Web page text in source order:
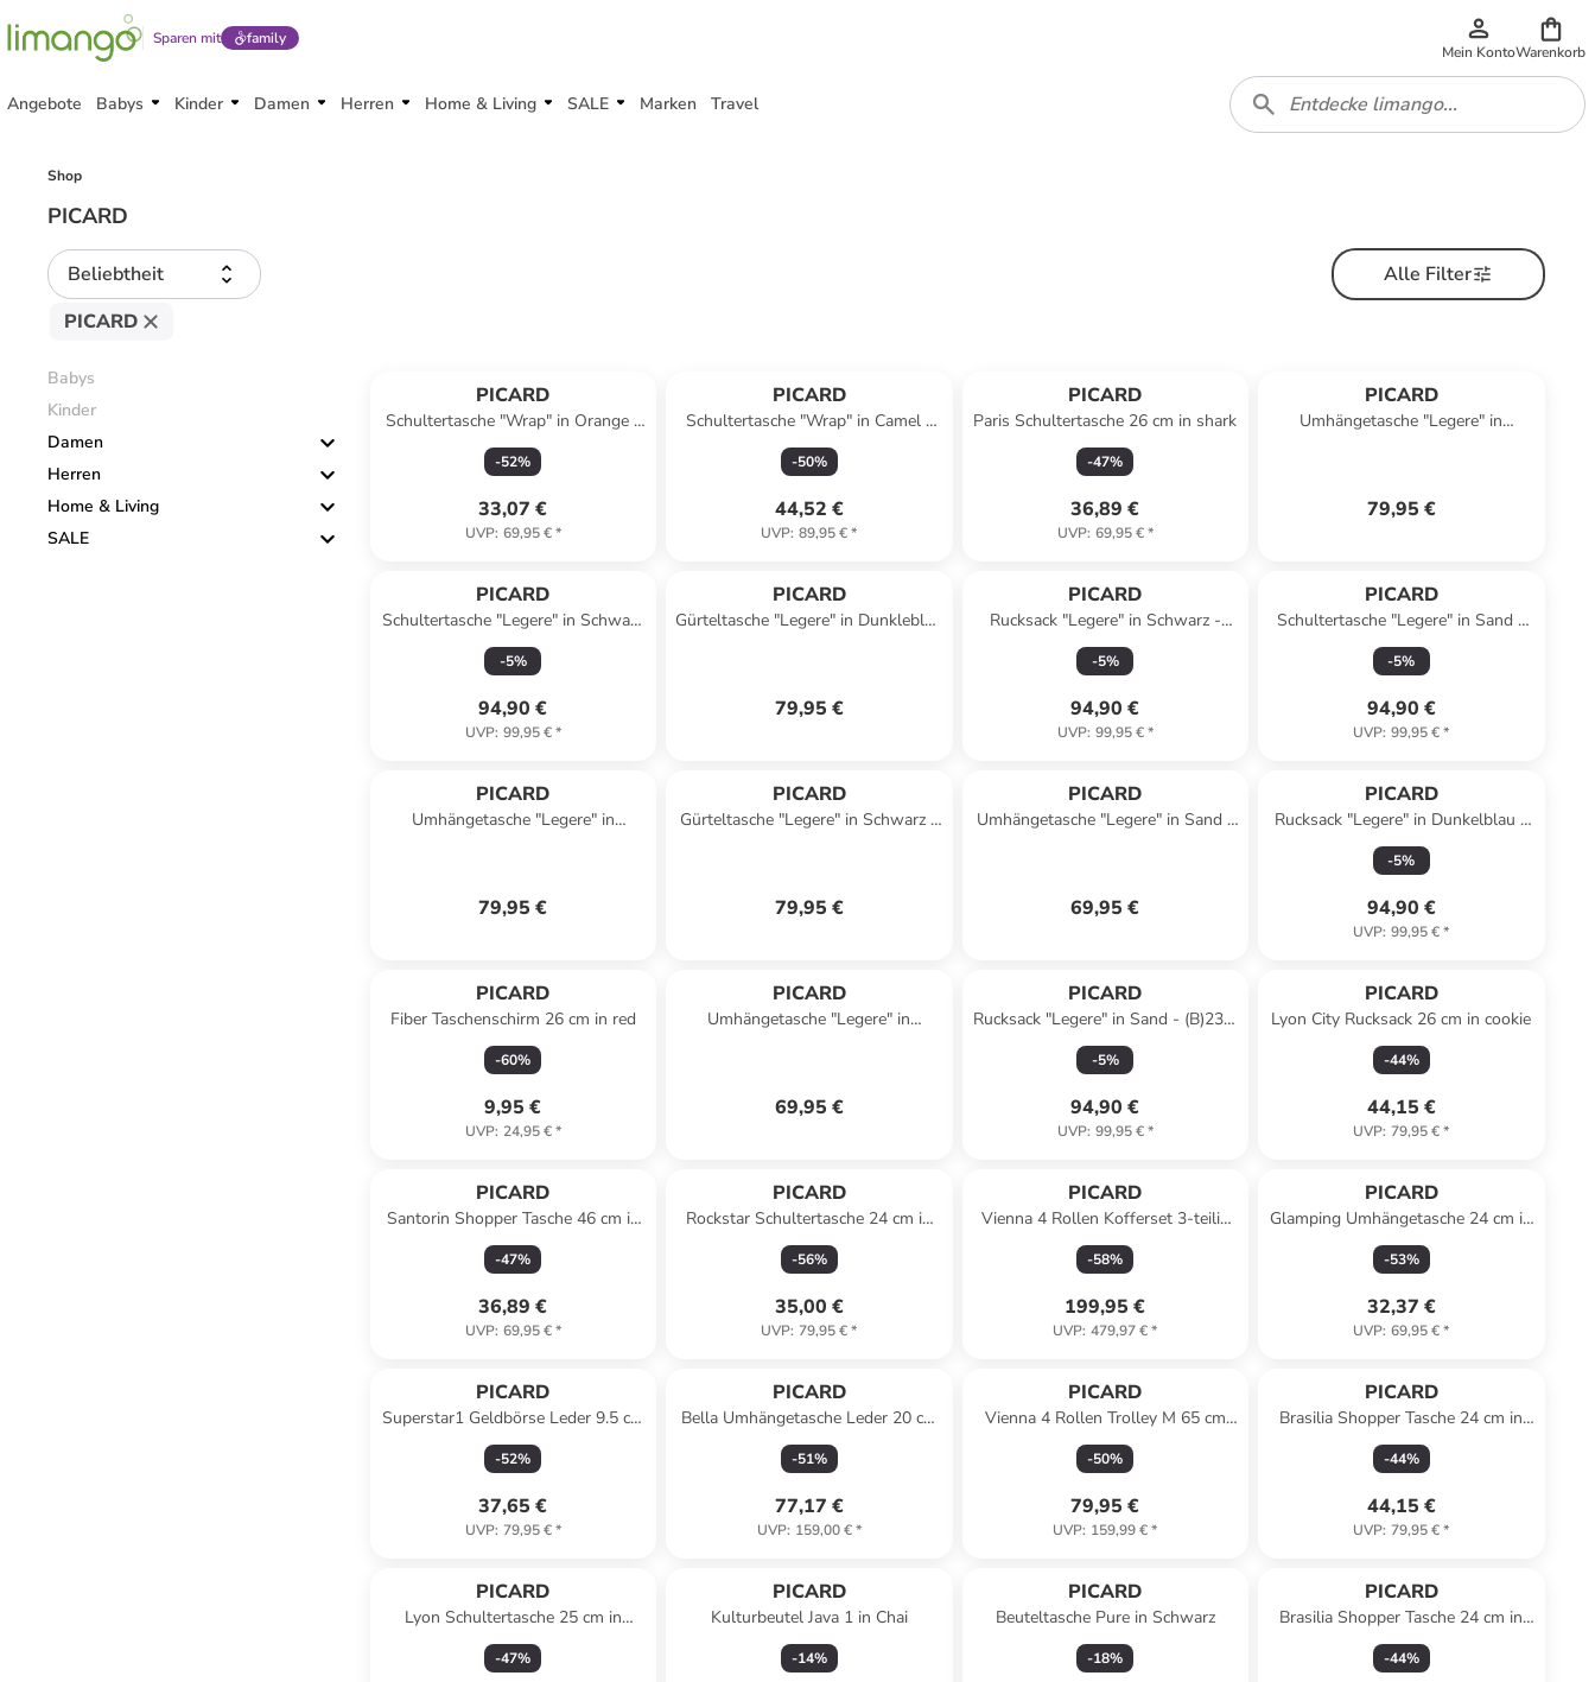
Sparen mit family
Mein KontoWarenkorb
Angebote Babys Kinder Damen Herren Home & Living SALE Marken Travel
Shop
PICARD
Beliebtheit
Alle Filter
PICARD
Babys
Kinder
Damen
Herren
Home & Living
SALE
PICARD
Schultertasche "Wrap" in Orange -
(B)33 x (H)11 x (T)9,5 cm
-52%
33,07 €
UVP: 69,95 €*
PICARD
Schultertasche "Wrap" in Camel -
(B)42 x (H)23 x (T)13,5 cm
-50%
44,52 €
UVP: 89,95 €*
PICARD
Paris Schultertasche 26 cm in shark
-47%
36,89 €
UVP: 69,95 €*
PICARD
Umhängetasche "Legere" in
79,95 €
PICARD
Schultertasche "Legere" in Schwarz
- (B)34,5 x (H)25 x (T)14 cm
-5%
94,90 €
UVP: 99,95 €*
PICARD
Gürteltasche "Legere" in Dunkleblau
79,95 €
PICARD
Rucksack "Legere" in Schwarz -
(B)23 x (H)28 x (T)10 cm
-5%
94,90 €
UVP: 99,95 €*
PICARD
Schultertasche "Legere" in Sand -
(B)34,5 x (H)25 x (T)14 cm
-5%
94,90 €
UVP: 99,95 €*
PICARD
Umhängetasche "Legere" in
79,95 €
PICARD
Gürteltasche "Legere" in Schwarz -
79,95 €
PICARD
Umhängetasche "Legere" in Sand -
69,95 €
PICARD
Rucksack "Legere" in Dunkelblau -
(B)23 x (H)28 x (T)10 cm
-5%
94,90 €
UVP: 99,95 €*
PICARD
Fiber Taschenschirm 26 cm in red
-60%
9,95 €
UVP: 24,95 €*
PICARD
Umhängetasche "Legere" in
69,95 €
PICARD
Rucksack "Legere" in Sand - (B)23 x
(H)28 x (T)10 cm
-5%
94,90 €
UVP: 99,95 €*
PICARD
Lyon City Rucksack 26 cm in cookie
-44%
44,15 €
UVP: 79,95 €*
PICARD
Santorin Shopper Tasche 46 cm in
mentha
-47%
36,89 €
UVP: 69,95 €*
PICARD
Rockstar Schultertasche 24 cm in
schwarz
-56%
35,00 €
UVP: 79,95 €*
PICARD
Vienna 4 Rollen Kofferset 3-teilig
mit Dehnfalte in black
-58%
199,95 €
UVP: 479,97 €*
PICARD
Glamping Umhängetasche 24 cm in
snake
-53%
32,37 €
UVP: 69,95 €*
PICARD
Superstar1 Geldbörse Leder 9.5 cm
in chai
-52%
37,65 €
UVP: 79,95 €*
PICARD
Bella Umhängetasche Leder 20 cm
in whisky
-51%
77,17 €
UVP: 159,00 €*
PICARD
Vienna 4 Rollen Trolley M 65 cm
mit Dehnfalte in black
-50%
79,95 €
UVP: 159,99 €*
PICARD
Brasilia Shopper Tasche 24 cm in
sz-kombi
-44%
44,15 €
UVP: 79,95 €*
PICARD
Lyon Schultertasche 25 cm in
cookie
-47%
PICARD
Kulturbeutel Java 1 in Chai
-14%
PICARD
Beuteltasche Pure in Schwarz
-18%
PICARD
Brasilia Shopper Tasche 24 cm in
white li-k
-44%